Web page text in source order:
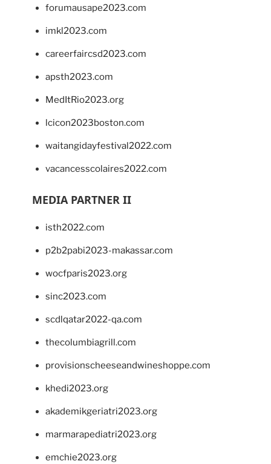
forumausape2023.com
imkl2023.com
careerfaircsd2023.com
apsth2023.com
MedItRio2023.org
lcicon2023boston.com
waitangidayfestival2022.com
vacancesscolaires2022.com
MEDIA PARTNER II
isth2022.com
p2b2pabi2023-makassar.com
wocfparis2023.org
sinc2023.com
scdlqatar2022-qa.com
thecolumbiagrill.com
provisionscheeseandwineshoppe.com
khedi2023.org
akademikgeriatri2023.org
marmarapediatri2023.org
emchie2023.org